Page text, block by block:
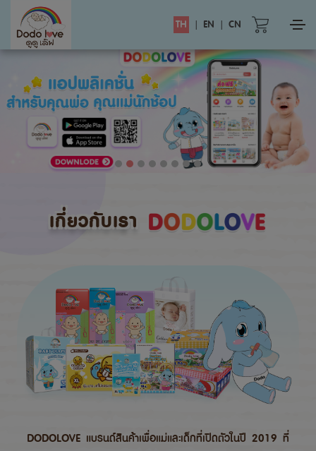
TH | EN | CN
เกี่ยวกับเรา
DODOLOVE แบรนด์สินค้าเพื่อแม่และเด็กที่เปิดตัวในปี 2019 ที่